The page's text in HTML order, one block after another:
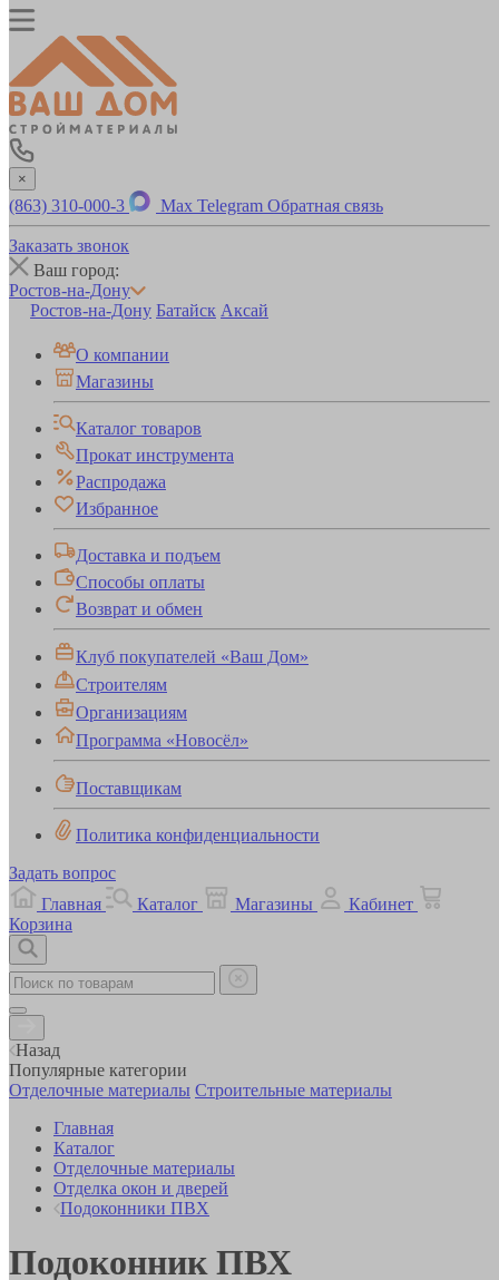
×
(863) 310-000-3 Max Telegram Обратная связь
Заказать звонок
Ваш город:
Ростов-на-Дону
Ростов-на-Дону Батайск Аксай
О компании
Магазины
Каталог товаров
Прокат инструмента
Распродажа
Избранное
Доставка и подъем
Способы оплаты
Возврат и обмен
Клуб покупателей «Ваш Дом»
Строителям
Организациям
Программа «Новосёл»
Поставщикам
Политика конфиденциальности
Задать вопрос
Главная
Каталог Магазины
Кабинет
Корзина
Назад
Популярные категории
Отделочные материалы Строительные материалы
Главная
Каталог
Отделочные материалы
Отделка окон и дверей
Подоконники ПВХ
Подоконник ПВХ